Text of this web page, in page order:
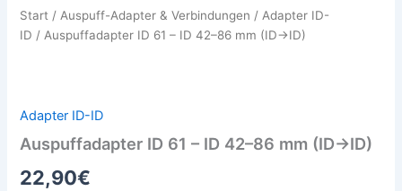
Start / Auspuff-Adapter & Verbindungen / Adapter ID-
ID / Auspuffadapter ID 61 – ID 42–86 mm (ID→ID)
Adapter ID-ID
Auspuffadapter ID 61 – ID 42–86 mm (ID→ID)
22,90€
ID
42–